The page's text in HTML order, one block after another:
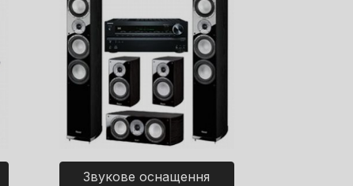
Звукове оснащення